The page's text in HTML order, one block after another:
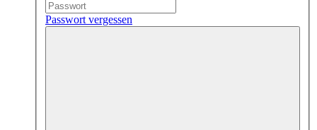
Passwort vergessen